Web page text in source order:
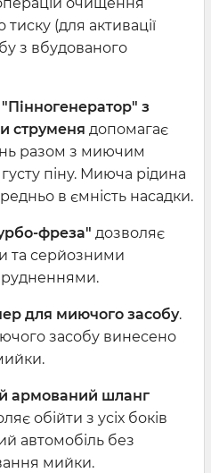
очищення
(для активації
з вбудованого
з
струменя допомагає
разом з миючим
піну. Миюча рідина
в ємність насадки.
фреза" дозволяє
та серйозними
для миючого засобу.
засобу винесено
армований шланг
обійти з усіх боків
автомобіль без
мийки.